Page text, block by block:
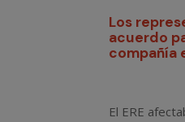
Los
acuerdo
compañía
El ERE